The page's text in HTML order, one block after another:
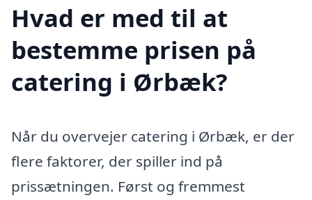
Hvad er med til at
bestemme prisen på
catering i Ørbæk?
Når du overvejer catering i Ørbæk, er der
flere faktorer, der spiller ind på
prissætningen. Først og fremmest